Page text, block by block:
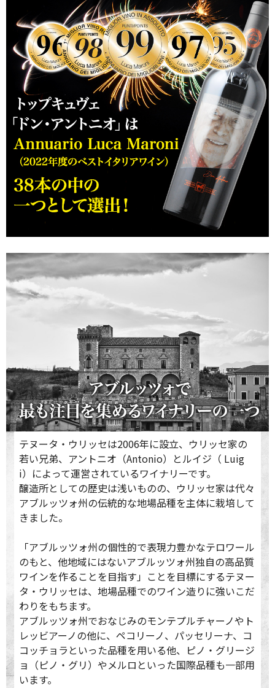
テヌータ・ウリッセは2006年に設立、ウリッセ家の
若い兄弟、アントニオ（Antonio）とルイジ（ Luig
i）によって運営されているワイナリーです。
醸造所としての歴史は浅いものの、ウリッセ家は代々
アブルッツォ州の伝統的な地場品種を主体に栽培して
きました。
「アブルッツォ州の個性的で表現力豊かなテロワール
のもと、他地域にはないアブルッツォ州独自の高品質
ワインを作ることを目指す」ことを目標にするテヌー
タ・ウリッセは、地場品種でのワイン造りに強いこだ
わりをもちます。
アブルッツォ州でおなじみのモンテプルチャーノやト
レッビアーノの他に、ペコリーノ、パッセリーナ、コ
コッチョラといった品種を用いる他、ピノ・グリージ
ョ（ピノ・グリ）やメルロといった国際品種も一部用
います。